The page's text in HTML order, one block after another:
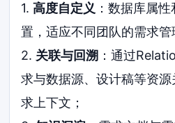
1.高度自定义 ：数据库属
置，适应不同团队的需求管
2. 关联与回溯 ：通过
求与数据源、设计稿等资
求上下文；